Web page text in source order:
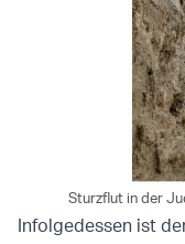
Sturzflut in der
Infolgedessen ist